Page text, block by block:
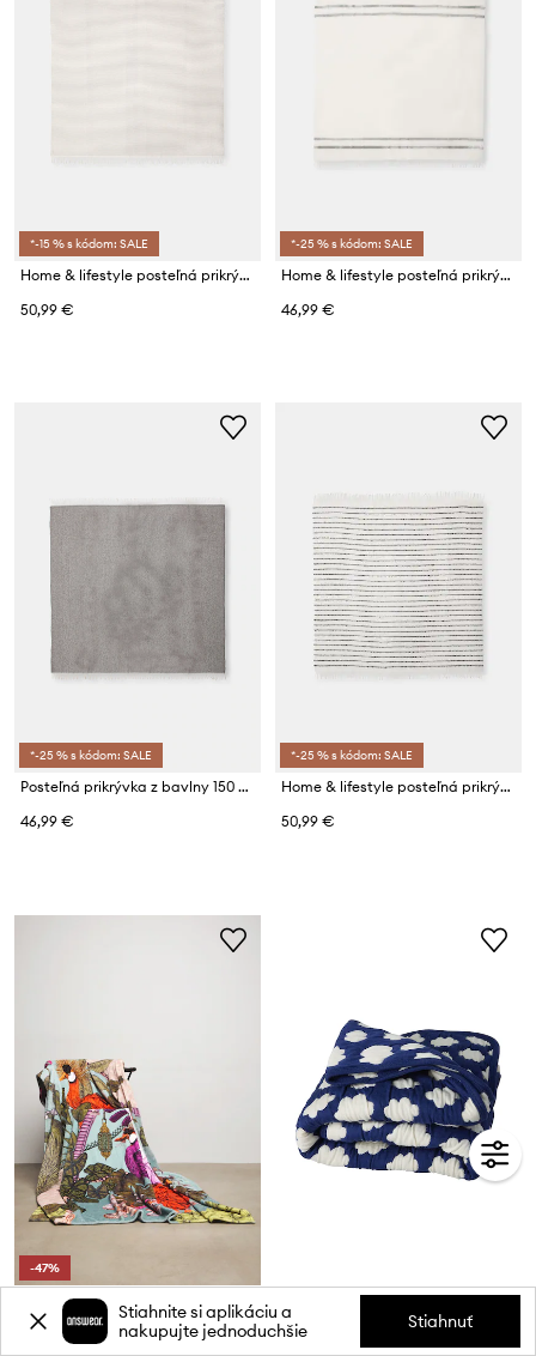
*-15 % s kódom: SALE
Home & lifestyle posteľná prikrývka z bavlny 150 x 170 cm
50,99 €
*-25 % s kódom: SALE
Home & lifestyle posteľná prikrývka z bavlny 150 x 170 cm
46,99 €
*-25 % s kódom: SALE
Posteľná prikrývka z bavlny 150 x 170 cm
46,99 €
*-25 % s kódom: SALE
Home & lifestyle posteľná prikrývka z bavlny 150 x 170 cm
50,99 €
-47%
Medicine Deka
Aktuálna cena:
19,90 €
Bavlnená deka Rice 2 x 75 x 95 cm
46,90 €
Stiahnite si aplikáciu a
nakupujte jednoduchšie
Stiahnuť